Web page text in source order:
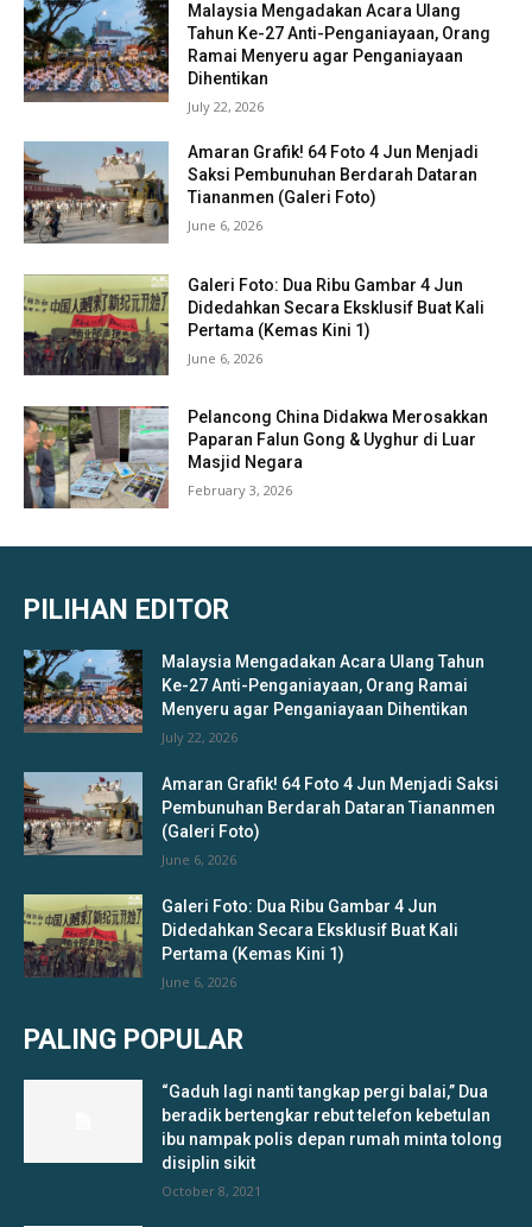
Malaysia Mengadakan Acara Ulang
Tahun Ke-27 Anti-Penganiayaan, Orang
Ramai Menyeru agar Penganiayaan
Dihentikan
July 22, 2026
Amaran Grafik! 64 Foto 4 Jun Menjadi
Saksi Pembunuhan Berdarah Dataran
Tiananmen (Galeri Foto)
June 6, 2026
Galeri Foto: Dua Ribu Gambar 4 Jun
Didedahkan Secara Eksklusif Buat Kali
Pertama (Kemas Kini 1)
June 6, 2026
Pelancong China Didakwa Merosakkan
Paparan Falun Gong & Uyghur di Luar
Masjid Negara
February 3, 2026
PILIHAN EDITOR
Malaysia Mengadakan Acara Ulang Tahun
Ke-27 Anti-Penganiayaan, Orang Ramai
Menyeru agar Penganiayaan Dihentikan
July 22, 2026
Amaran Grafik! 64 Foto 4 Jun Menjadi Saksi
Pembunuhan Berdarah Dataran Tiananmen
(Galeri Foto)
June 6, 2026
Galeri Foto: Dua Ribu Gambar 4 Jun
Didedahkan Secara Eksklusif Buat Kali
Pertama (Kemas Kini 1)
June 6, 2026
PALING POPULAR
“Gaduh lagi nanti tangkap pergi balai,” Dua
beradik bertengkar rebut telefon kebetulan
ibu nampak polis depan rumah minta tolong
disiplin sikit
October 8, 2021